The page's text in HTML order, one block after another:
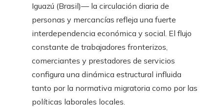
Iguazú (Brasil)— la circulación diaria de
personas y mercancías refleja una fuerte
interdependencia económica y social. El flujo
constante de trabajadores fronterizos,
comerciantes y prestadores de servicios
configura una dinámica estructural influida
tanto por la normativa migratoria como por las
políticas laborales locales.